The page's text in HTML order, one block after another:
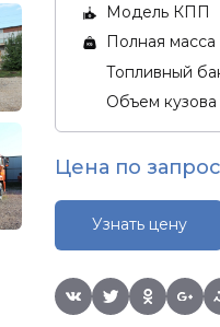
Модель КПП
Полная масса
Топливный
Объем кузова
Цена по
Узнать цену